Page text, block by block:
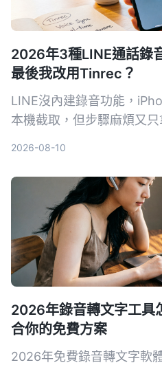
2026年3種LINE通話錄
最後我改用Tinrec？
LINE沒內建錄音功能，
本機截取，但步驟麻煩又
步驟。
2026-08-10
2026年錄音轉文字工具
合你的免費方案
2026年免費錄音轉文字軟